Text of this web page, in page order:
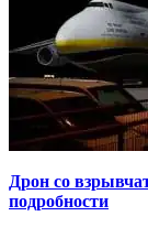
Дрон со
подробности